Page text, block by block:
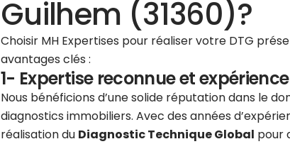
Guilhem (31360)?
Choisir MH Expertises pour réaliser votre DTG
avantages clés :
1- Expertise reconnue et
Nous bénéficions d’une solide réputation dans le
diagnostics immobiliers. Avec des années
réalisation du Diagnostic Technique Global pour